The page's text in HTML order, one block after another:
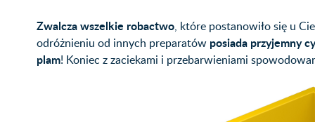
Zwalcza wszelkie robactwo, które postanowiło się u
odróżnieniu od innych preparatów posiada przyjemny
plam! Koniec z zaciekami i przebarwieniami